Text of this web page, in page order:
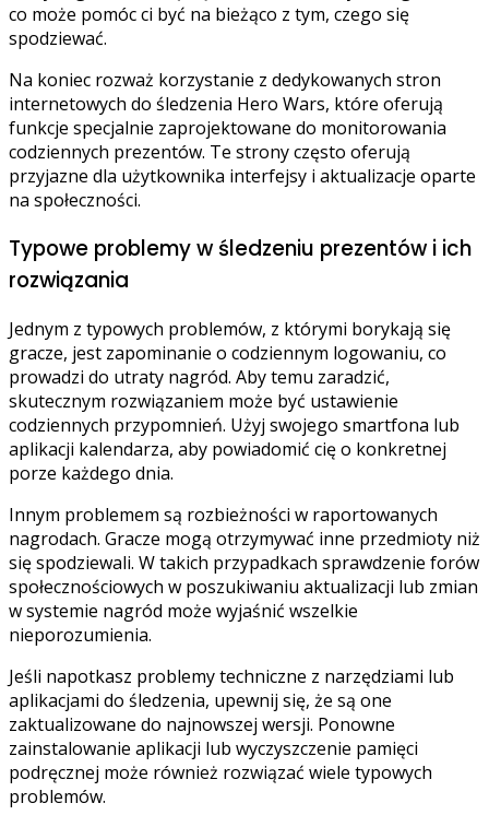
co może pomóc ci być na bieżąco z tym, czego się
spodziewać.
Na koniec rozważ korzystanie z dedykowanych stron
internetowych do śledzenia Hero Wars, które oferują
funkcje specjalnie zaprojektowane do monitorowania
codziennych prezentów. Te strony często oferują
przyjazne dla użytkownika interfejsy i aktualizacje oparte
na społeczności.
Typowe problemy w śledzeniu prezentów i ich
rozwiązania
Jednym z typowych problemów, z którymi borykają się
gracze, jest zapominanie o codziennym logowaniu, co
prowadzi do utraty nagród. Aby temu zaradzić,
skutecznym rozwiązaniem może być ustawienie
codziennych przypomnień. Użyj swojego smartfona lub
aplikacji kalendarza, aby powiadomić cię o konkretnej
porze każdego dnia.
Innym problemem są rozbieżności w raportowanych
nagrodach. Gracze mogą otrzymywać inne przedmioty niż
się spodziewali. W takich przypadkach sprawdzenie forów
społecznościowych w poszukiwaniu aktualizacji lub zmian
w systemie nagród może wyjaśnić wszelkie
nieporozumienia.
Jeśli napotkasz problemy techniczne z narzędziami lub
aplikacjami do śledzenia, upewnij się, że są one
zaktualizowane do najnowszej wersji. Ponowne
zainstalowanie aplikacji lub wyczyszczenie pamięci
podręcznej może również rozwiązać wiele typowych
problemów.